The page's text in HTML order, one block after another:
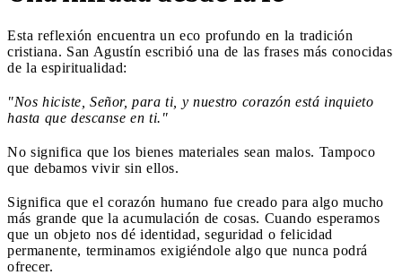
Esta reflexión encuentra un eco profundo en la tradición
cristiana. San Agustín escribió una de las frases más conocidas
de la espiritualidad:
"Nos hiciste, Señor, para ti, y nuestro corazón está inquieto
hasta que descanse en ti."
No significa que los bienes materiales sean malos. Tampoco
que debamos vivir sin ellos.
Significa que el corazón humano fue creado para algo mucho
más grande que la acumulación de cosas. Cuando esperamos
que un objeto nos dé identidad, seguridad o felicidad
permanente, terminamos exigiéndole algo que nunca podrá
ofrecer.